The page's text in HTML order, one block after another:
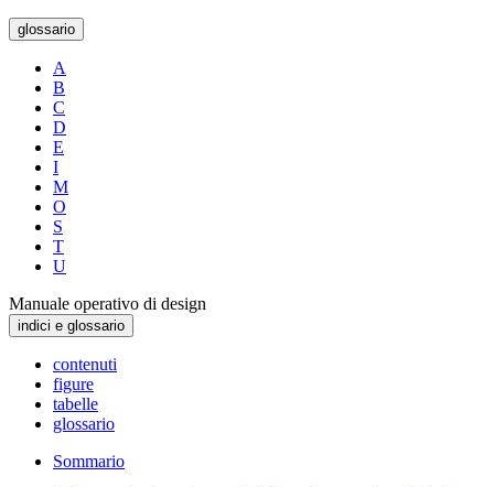
glossario
A
B
C
D
E
I
M
O
S
T
U
Manuale operativo di design
indici e glossario
contenuti
figure
tabelle
glossario
Sommario